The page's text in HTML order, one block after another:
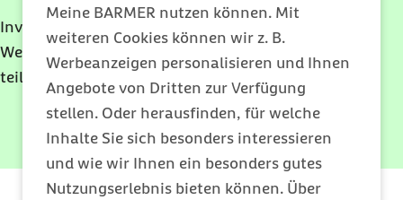
Meine BARMER nutzen können. Mit
weiteren Cookies können wir z. B.
Werbeanzeigen personalisieren und Ihnen
Angebote von Dritten zur Verfügung
stellen. Oder herausfinden, für welche
Inhalte Sie sich besonders interessieren
und wie wir Ihnen ein besonders gutes
Nutzungserlebnis bieten können. Über
Investieren Sie in die Zukunft – mit beruflicher
Weiterbildung. Jetzt anmelden und kostenlos
teilnehmen.
Seminar finden